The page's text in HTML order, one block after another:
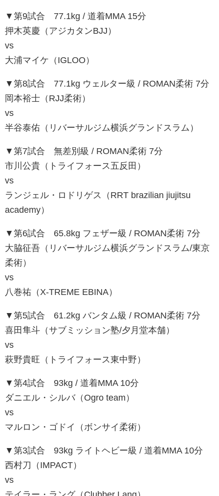
▼第9試合 77.1kg / 道着MMA 15分
押木英慶（アジカタンBJJ）
vs
大浦マイケ（IGLOO）
▼第8試合 77.1kg ウェルター級 / ROMAN柔術 7分
岡本裕士（RJJ柔術）
vs
半谷泰佑（リバーサルジム横浜グランドスラム）
▼第7試合 無差別級 / ROMAN柔術 7分
市川公貴（トライフォース五反田）
vs
ランジェル・ロドリゲス（RRT brazilian jiujitsu
academy）
▼第6試合 65.8kg フェザー級 / ROMAN柔術 7分
大脇征吾（リバーサルジム横浜グランドスラム/東京
柔術）
vs
八巻祐（X-TREME EBINA）
▼第5試合 61.2kg バンタム級 / ROMAN柔術 7分
喜田隼斗（サブミッション塾/夕月堂本舗）
vs
萩野貴旺（トライフォース東中野）
▼第4試合 93kg / 道着MMA 10分
ダニエル・シルバ（Ogro team）
vs
マルロン・ゴドイ（ボンサイ柔術）
▼第3試合 93kg ライトヘビー級 / 道着MMA 10分
西村刀（IMPACT）
vs